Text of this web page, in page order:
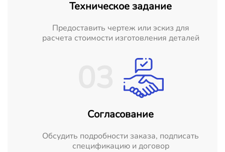
Техническое задание
Предоставить чертеж или эскиз для
расчета стоимости изготовления деталей
Согласование
Обсудить подробности заказа, подписать
спецификацию и договор